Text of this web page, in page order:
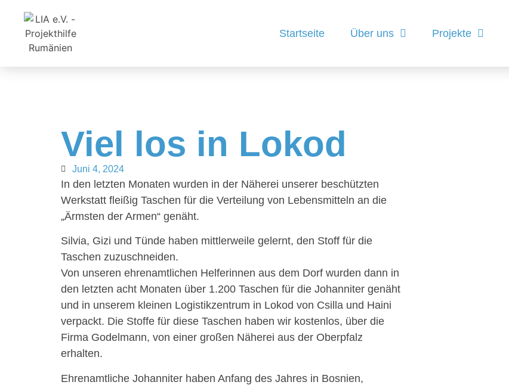
Startseite Über uns Projekte
Viel los in Lokod
Juni 4, 2024
In den letzten Monaten wurden in der Näherei unserer beschützten
Werkstatt fleißig Taschen für die Verteilung von Lebensmitteln an die
„Ärmsten der Armen“ genäht.
Silvia, Gizi und Tünde haben mittlerweile gelernt, den Stoff für die
Taschen zuzuschneiden.
Von unseren ehrenamtlichen Helferinnen aus dem Dorf wurden dann in
den letzten acht Monaten über 1.200 Taschen für die Johanniter genäht
und in unserem kleinen Logistikzentrum in Lokod von Csilla und Haini
verpackt. Die Stoffe für diese Taschen haben wir kostenlos, über die
Firma Godelmann, von einer großen Näherei aus der Oberpfalz
erhalten.
Ehrenamtliche Johanniter haben Anfang des Jahres in Bosnien,